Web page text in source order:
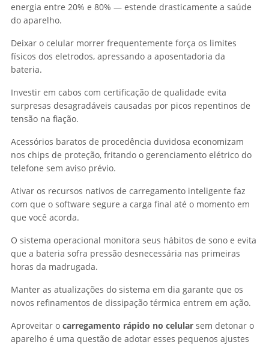
energia entre 20% e 80% — estende drasticamente a saúde
do aparelho.
Deixar o celular morrer frequentemente força os limites
físicos dos eletrodos, apressando a aposentadoria da
bateria.
Investir em cabos com certificação de qualidade evita
surpresas desagradáveis causadas por picos repentinos de
tensão na fiação.
Acessórios baratos de procedência duvidosa economizam
nos chips de proteção, fritando o gerenciamento elétrico do
telefone sem aviso prévio.
Ativar os recursos nativos de carregamento inteligente faz
com que o software segure a carga final até o momento em
que você acorda.
O sistema operacional monitora seus hábitos de sono e evita
que a bateria sofra pressão desnecessária nas primeiras
horas da madrugada.
Manter as atualizações do sistema em dia garante que os
novos refinamentos de dissipação térmica entrem em ação.
Aproveitar o carregamento rápido no celular sem detonar o
aparelho é uma questão de adotar esses pequenos ajustes